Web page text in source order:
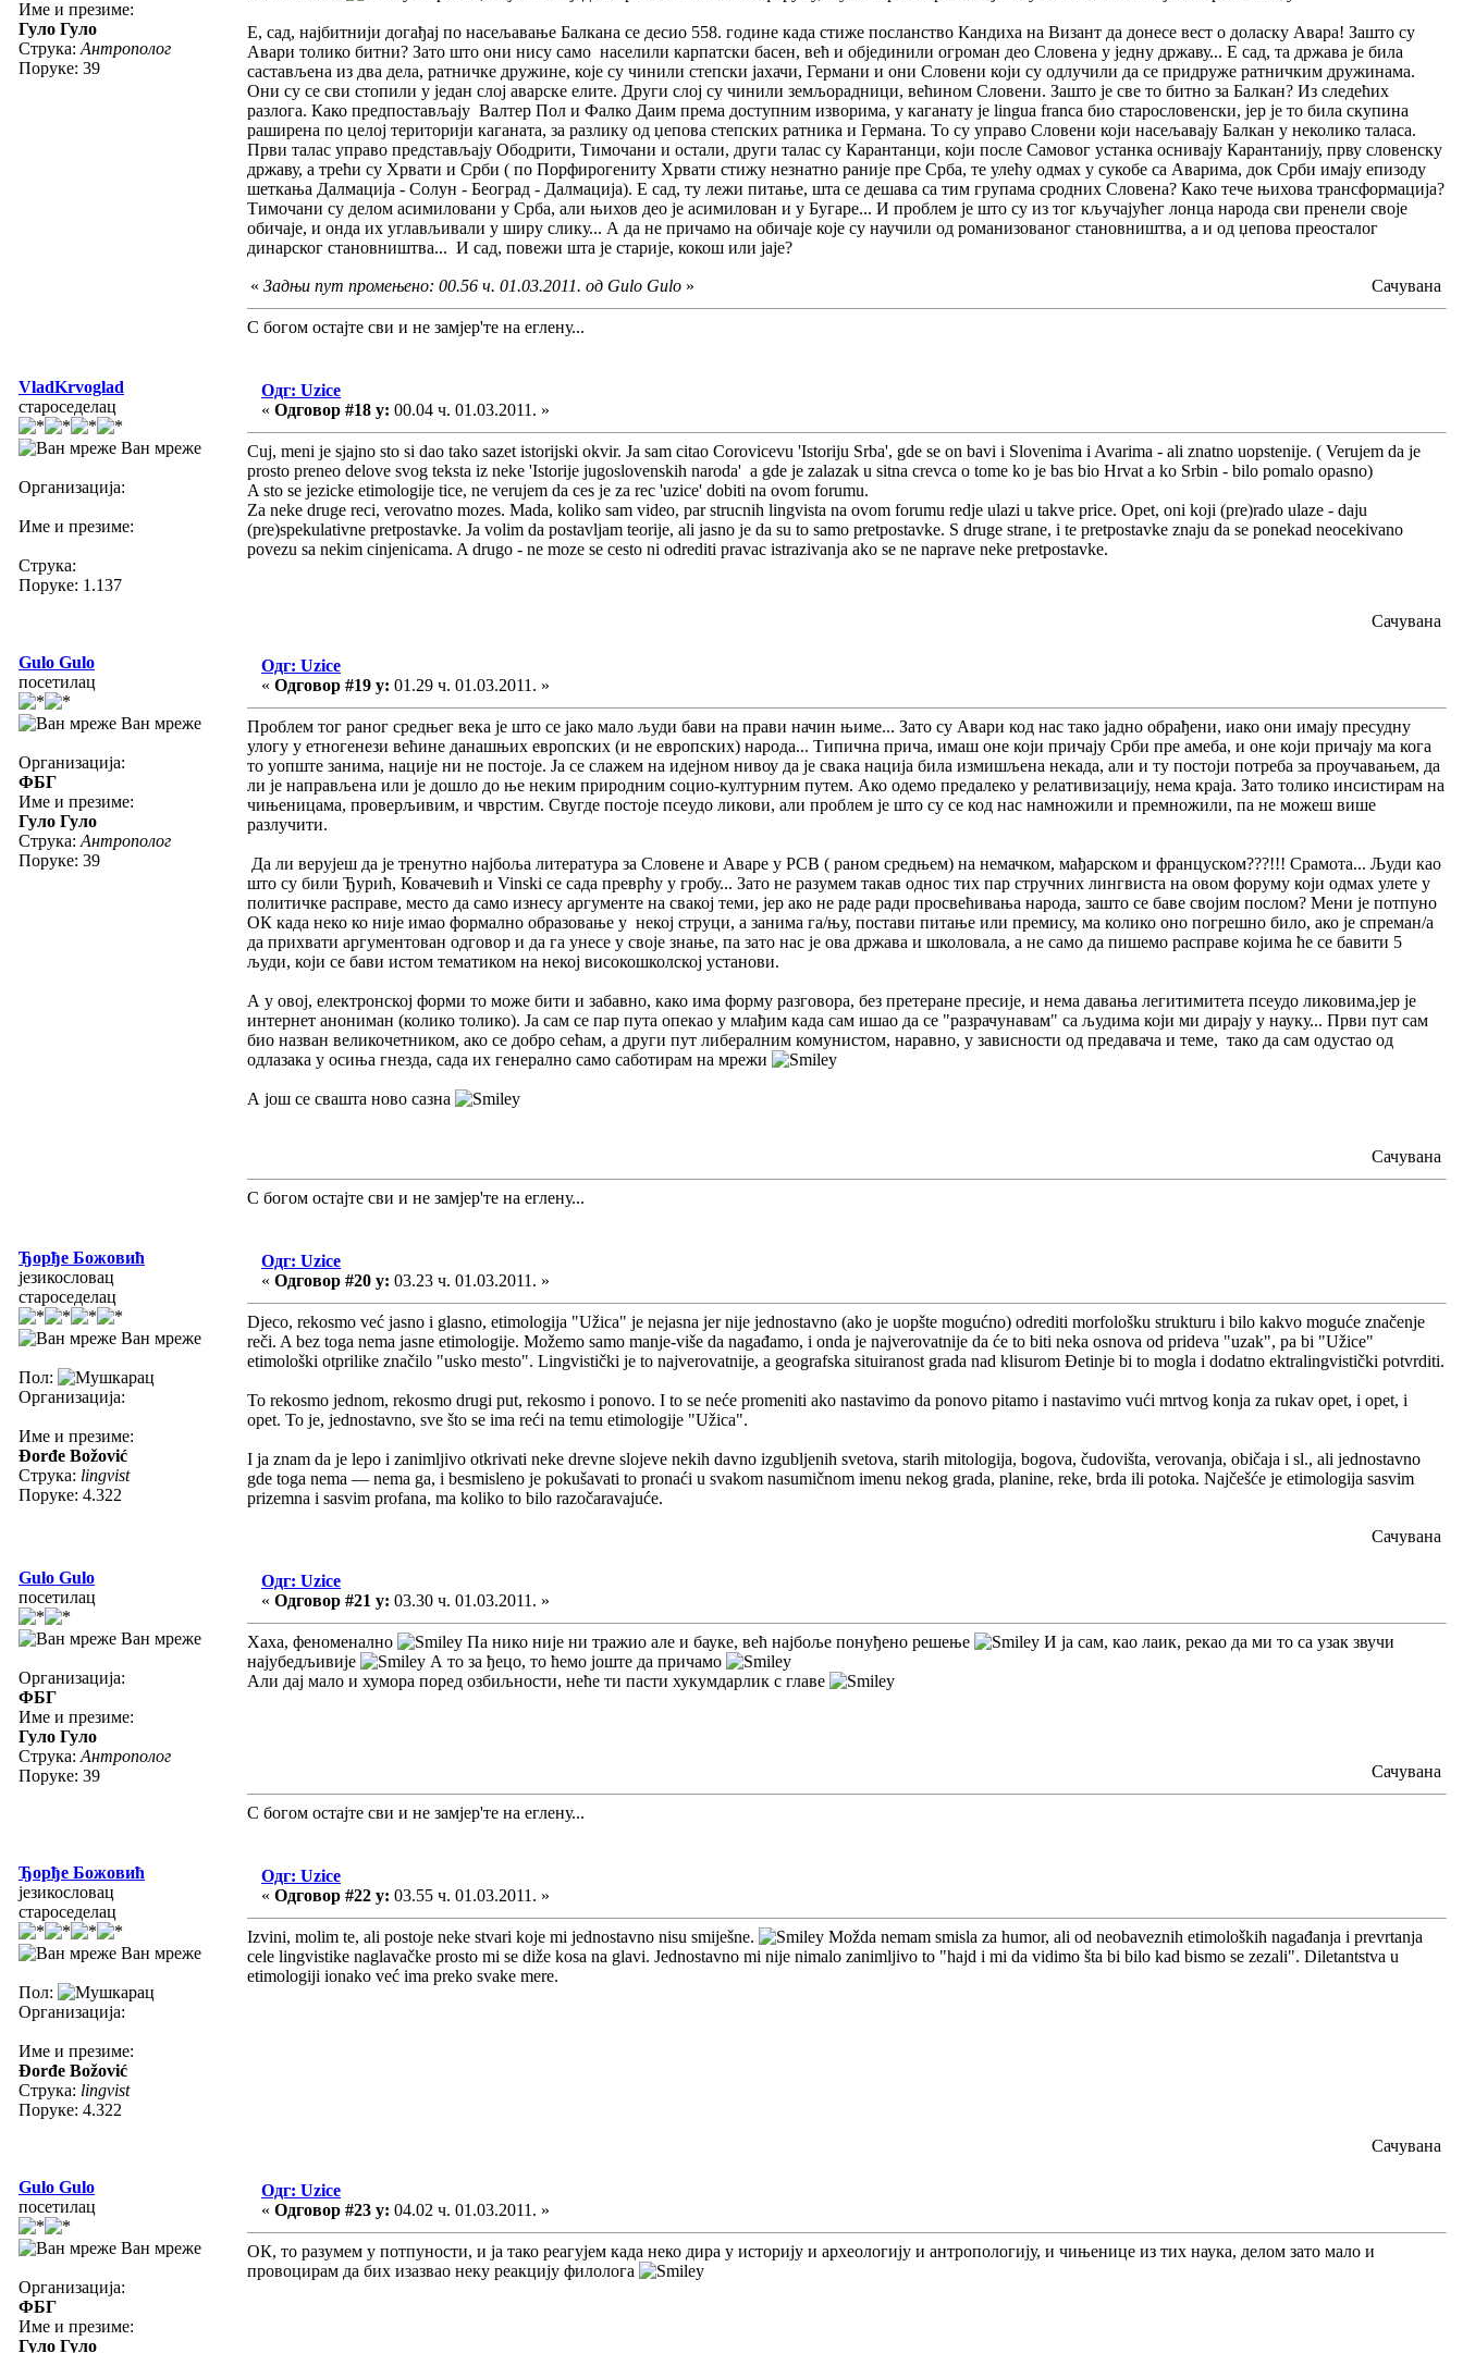
Име и презиме:
Гуло Гуло
Струка: Антрополог
Поруке: 39
Е, сад, најбитнији догађај по насељавање Балкана се десио 558. године када стиже посланство Кандиха на Визант да донесе вест о доласку Авара! Зашто су
Авари толико битни? Зато што они нису само населили карпатски басен, већ и објединили огроман део Словена у једну државу... Е сад, та држава је била
састављена из два дела, ратничке дружине, које су чинили степски јахачи, Германи и они Словени који су одлучили да се придруже ратничким дружинама.
Они су се сви стопили у један слој аварске елите. Други слој су чинили земљорадници, већином Словени. Зашто је све то битно за Балкан? Из следећих
разлога. Како предпостављају Валтер Пол и Фалко Даим према доступним изворима, у каганату је lingua franca био старословенски, јер је то била скупина
раширена по целој територији каганата, за разлику од џепова степских ратника и Германа. То су управо Словени који насељавају Балкан у неколико таласа.
Први талас управо представљају Ободрити, Тимочани и остали, други талас су Карантанци, који после Самовог устанка оснивају Карантанију, прву словенску
државу, а трећи су Хрвати и Срби ( по Порфирогениту Хрвати стижу незнатно раније пре Срба, те улећу одмах у сукобе са Аварима, док Срби имају епизоду
шеткања Далмација - Солун - Београд - Далмација). Е сад, ту лежи питање, шта се дешава са тим групама сродних Словена? Како тече њихова трансформација?
Тимочани су делом асимиловани у Срба, али њихов део је асимилован и у Бугаре... И проблем је што су из тог кључајућег лонца народа сви пренели своје
обичаје, и онда их углављивали у ширу слику... А да не причамо на обичаје које су научили од романизованог становништва, а и од џепова преосталог
динарског становништва... И сад, повежи шта је старије, кокош или јаје?
« Задњи пут промењено: 00.56 ч. 01.03.2011. од Gulo Gulo » Сачувана
С богом остајте сви и не замјер'те на еглену...
VladKrvoglad
староседелац
Ван мреже
Организација:
Име и презиме:
Струка:
Поруке: 1.137
Одг: Uzice
« Одговор #18 у: 00.04 ч. 01.03.2011. »
Cuj, meni je sjajno sto si dao tako sazet istorijski okvir. Ja sam citao Corovicevu 'Istoriju Srba', gde se on bavi i Slovenima i Avarima - ali znatno uopstenije. ( Verujem da je
prosto preneo delove svog teksta iz neke 'Istorije jugoslovenskih naroda' a gde je zalazak u sitna crevca o tome ko je bas bio Hrvat a ko Srbin - bilo pomalo opasno)
A sto se jezicke etimologije tice, ne verujem da ces je za rec 'uzice' dobiti na ovom forumu.
Za neke druge reci, verovatno mozes. Mada, koliko sam video, par strucnih lingvista na ovom forumu redje ulazi u takve price. Opet, oni koji (pre)rado ulaze - daju
(pre)spekulativne pretpostavke. Ja volim da postavljam teorije, ali jasno je da su to samo pretpostavke. S druge strane, i te pretpostavke znaju da se ponekad neocekivano
povezu sa nekim cinjenicama. A drugo - ne moze se cesto ni odrediti pravac istrazivanja ako se ne naprave neke pretpostavke.
Сачувана
Gulo Gulo
посетилац
Ван мреже
Организација:
ФБГ
Име и презиме:
Гуло Гуло
Струка: Антрополог
Поруке: 39
Одг: Uzice
« Одговор #19 у: 01.29 ч. 01.03.2011. »
Проблем тог раног средњег века је што се јако мало људи бави на прави начин њиме... Зато су Авари код нас тако јадно обрађени, иако они имају пресудну
улогу у етногенези већине данашњих европских (и не европских) народа... Типична прича, имаш оне који причају Срби пре амеба, и оне који причају ма кога
то уопште занима, нације ни не постоје. Ја се слажем на идејном нивоу да је свака нација била измишљена некада, али и ту постоји потреба за проучавањем, да
ли је направљена или је дошло до ње неким природним социо-културним путем. Ако одемо предалеко у релативизацију, нема краја. Зато толико инсистирам на
чињеницама, проверљивим, и чврстим. Свугде постоје псеудо ликови, али проблем је што су се код нас намножили и премножили, па не можеш више
разлучити.
Да ли верујеш да је тренутно најбоља литература за Словене и Аваре у РСВ ( раном средњем) на немачком, мађарском и француском???!!! Срамота... Људи као
што су били Ђурић, Ковачевић и Vinski се сада преврћу у гробу... Зато не разумем такав однос тих пар стручних лингвиста на овом форуму који одмах улете у
политичке расправе, место да само изнесу аргументе на свакој теми, јер ако не раде ради просвећивања народа, зашто се баве својим послом? Мени је потпуно
ОК када неко ко није имао формално образовање у некој струци, а занима га/њу, постави питање или премису, ма колико оно погрешно било, ако је спреман/а
да прихвати аргументован одговор и да га унесе у своје знање, па зато нас је ова држава и школовала, а не само да пишемо расправе којима ће се бавити 5
људи, који се бави истом тематиком на некој високошколској установи.
А у овој, електронској форми то може бити и забавно, како има форму разговора, без претеране пресије, и нема давања легитимитета псеудо ликовима,јер је
интернет анониман (колико толико). Ја сам се пар пута опекао у млађим када сам ишао да се "разрачунавам" са људима који ми дирају у науку... Први пут сам
био назван великочетником, ако се добро сећам, а други пут либералним комунистом, наравно, у зависности од предавача и теме, тако да сам одустао од
одлазака у осиња гнезда, сада их генерално само саботирам на мрежи
А још се свашта ново сазна
Сачувана
С богом остајте сви и не замјер'те на еглену...
Ђорђе Божовић
језикословац
староседелац
Ван мреже
Пол:
Организација:
Име и презиме:
Đorđe Božović
Струка: lingvist
Поруке: 4.322
Одг: Uzice
« Одговор #20 у: 03.23 ч. 01.03.2011. »
Djeco, rekosmo već jasno i glasno, etimologija "Užica" je nejasna jer nije jednostavno (ako je uopšte mogućno) odrediti morfološku strukturu i bilo kakvo moguće značenje
reči. A bez toga nema jasne etimologije. Možemo samo manje-više da nagađamo, i onda je najverovatnije da će to biti neka osnova od prideva "uzak", pa bi "Užice"
etimološki otprilike značilo "usko mesto". Lingvistički je to najverovatnije, a geografska situiranost grada nad klisurom Đetinje bi to mogla i dodatno ektralingvistički potvrditi.
To rekosmo jednom, rekosmo drugi put, rekosmo i ponovo. I to se neće promeniti ako nastavimo da ponovo pitamo i nastavimo vući mrtvog konja za rukav opet, i opet, i
opet. To je, jednostavno, sve što se ima reći na temu etimologije "Užica".
I ja znam da je lepo i zanimljivo otkrivati neke drevne slojeve nekih davno izgubljenih svetova, starih mitologija, bogova, čudovišta, verovanja, običaja i sl., ali jednostavno
gde toga nema — nema ga, i besmisleno je pokušavati to pronaći u svakom nasumičnom imenu nekog grada, planine, reke, brda ili potoka. Najčešće je etimologija sasvim
prizemna i sasvim profana, ma koliko to bilo razočaravajuće.
Сачувана
Gulo Gulo
посетилац
Ван мреже
Организација:
ФБГ
Име и презиме:
Гуло Гуло
Струка: Антрополог
Поруке: 39
Одг: Uzice
« Одговор #21 у: 03.30 ч. 01.03.2011. »
Хаха, феноменално Па нико није ни тражио але и бауке, већ најбоље понуђено решење
И ја сам, као лаик, рекао да ми то са узак звучи
најубедљивије
А то за ђецо, то ћемо јоште да причамо
Али дај мало и хумора поред озбиљности, неће ти пасти хукумдарлик с главе
Сачувана
С богом остајте сви и не замјер'те на еглену...
Ђорђе Божовић
језикословац
староседелац
Ван мреже
Пол:
Организација:
Име и презиме:
Đorđe Božović
Струка: lingvist
Поруке: 4.322
Одг: Uzice
« Одговор #22 у: 03.55 ч. 01.03.2011. »
Izvini, molim te, ali postoje neke stvari koje mi jednostavno nisu smiješne.
Možda nemam smisla za humor, ali od neobaveznih etimoloških nagađanja i prevrtanja
cele lingvistike naglavačke prosto mi se diže kosa na glavi. Jednostavno mi nije nimalo zanimljivo to "hajd i mi da vidimo šta bi bilo kad bismo se zezali". Diletantstva u
etimologiji ionako već ima preko svake mere.
Сачувана
Gulo Gulo
посетилац
Ван мреже
Организација:
ФБГ
Име и презиме:
Гуло Гуло
Одг: Uzice
« Одговор #23 у: 04.02 ч. 01.03.2011. »
ОК, то разумем у потпуности, и ја тако реагујем када неко дира у историју и археологију и антропологију, и чињенице из тих наука, делом зато мало и
провоцирам да бих изазвао неку реакцију филолога